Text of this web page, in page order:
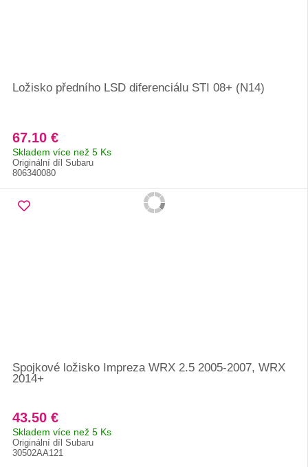
Ložisko předního LSD diferenciálu STI 08+ (N14)
67.10 €
Skladem více než 5 Ks
Originální díl Subaru
806340080
Spojkové ložisko Impreza WRX 2.5 2005-2007, WRX
2014+
43.50 €
Skladem více než 5 Ks
Originální díl Subaru
30502AA121